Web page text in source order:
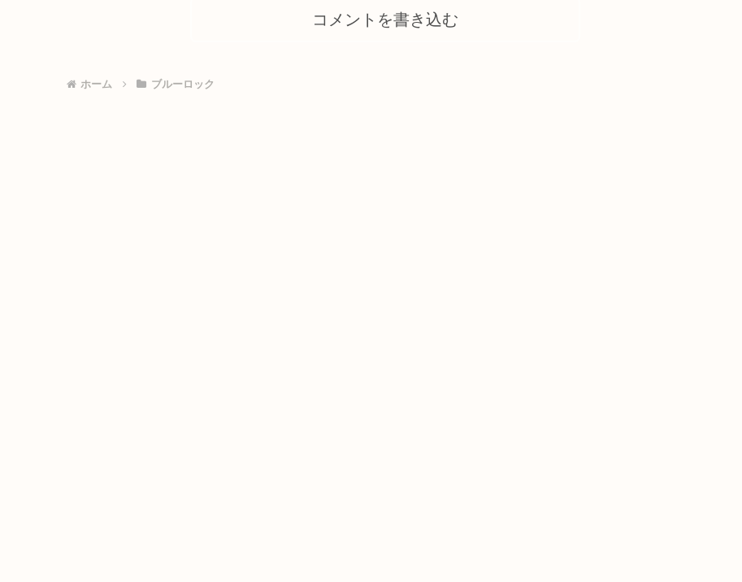
コメントを書き込む
ホーム ブルーロック